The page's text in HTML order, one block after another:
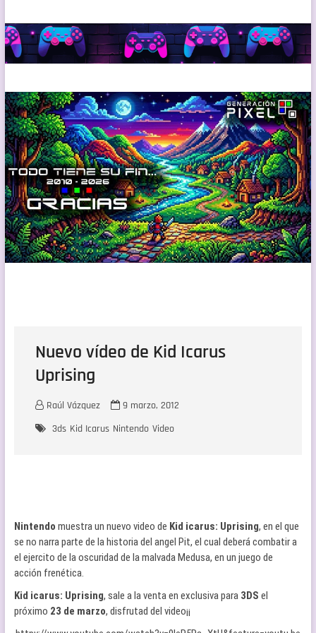
Nuevo vídeo de Kid Icarus
Uprising
Raúl Vázquez
9 marzo, 2012
3ds Kid Icarus Nintendo Video
Nintendo muestra un nuevo video de Kid icarus: Uprising, en el que
se no narra parte de la historia del angel Pit, el cual deberá combatir a
el ejercito de la oscuridad de la malvada Medusa, en un juego de
acción frenética.
Kid icarus: Uprising, sale a la venta en exclusiva para3DS el
próximo 23 de marzo, disfrutad del video¡¡